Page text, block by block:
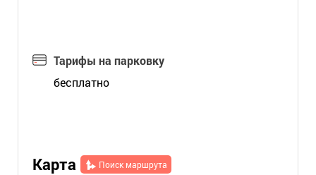
Тарифы на парковку
бесплатно
Карта Поиск маршрута